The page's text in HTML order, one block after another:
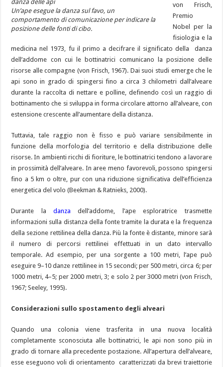
Un’ape esegue la danza sul favo, un
comportamento di comunicazione per indicare la
posizione delle fonti di cibo.
von Frisch,
Premio
Nobel per la
fisiologia e la
medicina nel 1973, fu il primo a decifrare il significato della danza
dell’addome con cui le bottinatrici comunicano la posizione delle
risorse alle compagne (von Frisch, 1967). Dai suoi studi emerge che le
api sono in grado di spingersi fino a circa 3 chilometri dall’alveare
durante la raccolta di nettare e polline, definendo così un raggio di
bottinamento che si sviluppa in forma circolare attorno all’alveare, con
estensione crescente all’aumentare della distanza.
Tuttavia, tale raggio non è fisso e può variare sensibilmente in
funzione della morfologia del territorio e della distribuzione delle
risorse. In ambienti ricchi di fioriture, le bottinatrici tendono a lavorare
in prossimità dell’alveare. In aree meno favorevoli, possono spingersi
fino a 5 km o oltre, pur con una riduzione significativa dell’efficienza
energetica del volo (Beekman & Ratnieks, 2000).
Durante ladanza dell’addome, l’ape esploratrice trasmette
informazioni sulla distanza della fonte tramite la durata e la frequenza
della sezione rettilinea della danza. Più la fonte è distante, minore sarà
il numero di percorsi rettilinei effettuati in un dato intervallo
temporale. Ad esempio, per una sorgente a 100 metri, l’ape può
eseguire 9–10 danze rettilinee in 15 secondi; per 500 metri, circa 6; per
1000 metri, 4–5; per 2000 metri, 3; e solo 2 per 3000 metri (von Frisch,
1967; Seeley, 1995).
Considerazioni sullo spostamento degli alveari
Quando una colonia viene trasferita in una nuova località
completamente sconosciuta alle bottinatrici, le api non sono più in
grado di tornare alla precedente postazione. All’apertura dell’alveare,
esse eseguono voli di orientamento caratterizzati da brevi traiettorie